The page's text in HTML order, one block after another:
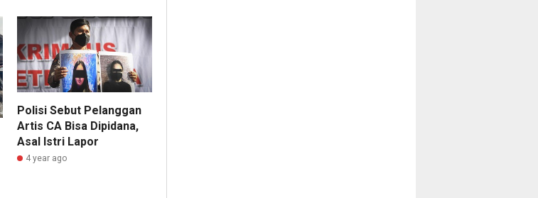
Polisi Sebut Pelanggan
Artis CA Bisa Dipidana,
Asal Istri Lapor
4 year ago